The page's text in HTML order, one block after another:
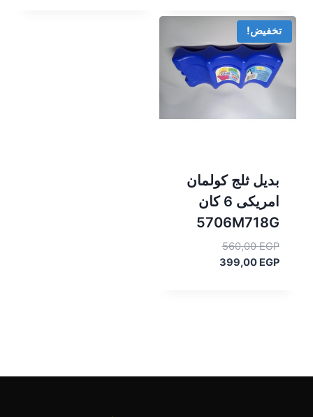
305,00 EGP.
هو:
تخفيض!
بديل ثلج كولمان
امريكى 6 كان
5706M718G
560,00EGP
السعر
الأصلي399,00 EGP
السعر